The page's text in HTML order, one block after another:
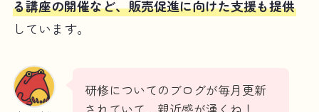
る講座の開催など、販売促進に向けた支援も提供
しています。
研修についてのブログが毎月更新